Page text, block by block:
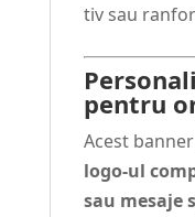
tiv sau
pentru
Acest
logo-ul
sau mesaje